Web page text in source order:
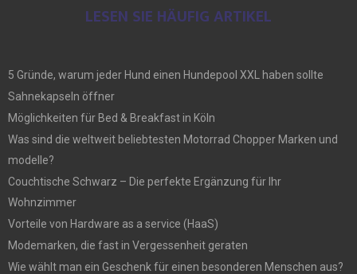
LESEN SIE HÄUFIG ARTIKEL
5 Gründe, warum jeder Hund einen Hundepool XXL haben sollte
Sahnekapseln öffner
Möglichkeiten für Bed & Breakfast in Köln
Was sind die weltweit beliebtesten Motorrad Chopper Marken und
modelle?
Couchtische Schwarz – Die perfekte Ergänzung für Ihr
Wohnzimmer
Vorteile von Hardware as a service (HaaS)
Modemarken, die fast in Vergessenheit geraten
Wie wählt man ein Geschenk für einen besonderen Menschen aus?